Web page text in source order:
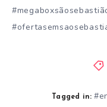
Tagged in: